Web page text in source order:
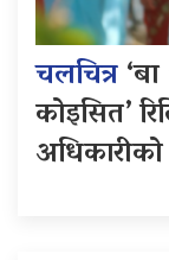
चलचित्र
कोइसित’